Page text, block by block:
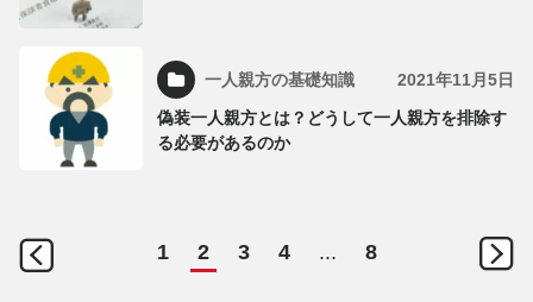
一人親方の基礎知識 2021年11月5日
偽装一人親方とは？どうして一人親方を排除す
る必要があるのか
1 2 3 4 ... 8